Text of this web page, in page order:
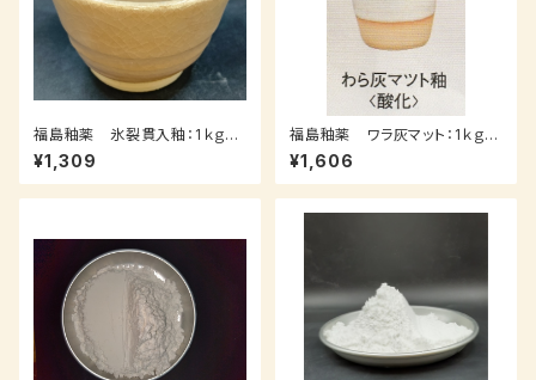
福島釉薬 氷裂貫入釉：1ｋｇ
（受注後7～３０日後発送）
¥1,309
福島釉薬 ワラ灰マット：1ｋｇ
（受注後0～3週間）
¥1,606